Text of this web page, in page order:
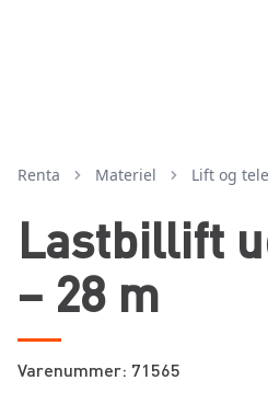
Renta Materiel lift og
Lastbillift
– 28 m
Varenummer: 71565